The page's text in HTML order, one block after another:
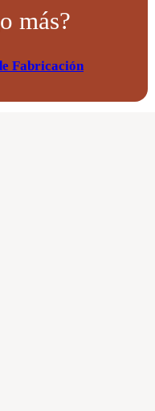
más?
Fabricación